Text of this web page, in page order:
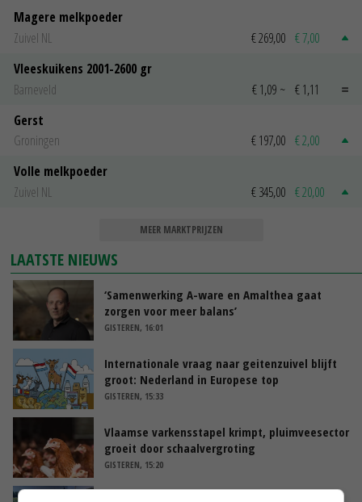
Magere melkpoeder
Zuivel NL
€ 269,00 € 7,00
Vleeskuikens 2001-2600 gr
Barneveld
€ 1,09 ~ € 1,11
Gerst
Groningen
€ 197,00 € 2,00
Volle melkpoeder
Zuivel NL
€ 345,00 € 20,00
MEER MARKTPRIJZEN
LAATSTE NIEUWS
‘Samenwerking A-ware en Amalthea gaat
zorgen voor meer balans’
GISTEREN, 16:01
Internationale vraag naar geitenzuivel blijft
groot: Nederland in Europese top
GISTEREN, 15:33
Vlaamse varkensstapel krimpt, pluimveesector
groeit door schaalvergroting
GISTEREN, 15:20